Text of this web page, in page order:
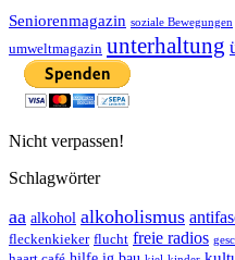
Seniorenmagazin soziale Bewegungen
umweltmagazin unterhaltung
Nicht verpassen!
Schlagwörter
aa alkohol alkoholismus
fleckenkieker flucht freie radios